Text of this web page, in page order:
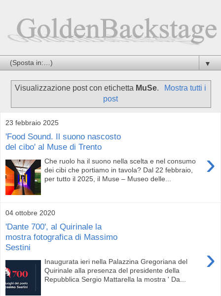
▼
Visualizzazione post con etichetta MuSe.
Mostra tutti i
post
23 febbraio 2025
'Food Sound. Il suono nascosto
del cibo' al Muse di Trento
›
Che ruolo ha il suono nella scelta e nel consumo
dei cibi che portiamo in tavola? Dal 22 febbraio,
per tutto il 2025, il Muse – Museo delle...
04 ottobre 2020
'Dante 700', al Quirinale la
mostra fotografica di Massimo
Sestini
›
Inaugurata ieri nella Palazzina Gregoriana del
Quirinale alla presenza del presidente della
Repubblica Sergio Mattarella la mostra ' Da...